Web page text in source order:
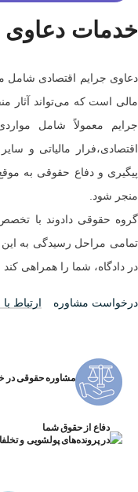
خدمات دعاوی
دعاوی جرایم اقتصادی شامل
مالی است که می‌تواند آثار
جرایم معمولاً شامل
اقتصادی،فرار مالیاتی و
پیگیری و دفاع حقوقی به
منجر شود.
گروه حقوقی دادوند با
تمامی مراحل رسیدگی به این
در دادگاه، شما را همراهی
درخواست مشاوره ارتباط با
مشاوره حقوقی در
دفاع از حقوق شما
در پرونده‌های پولشویی و